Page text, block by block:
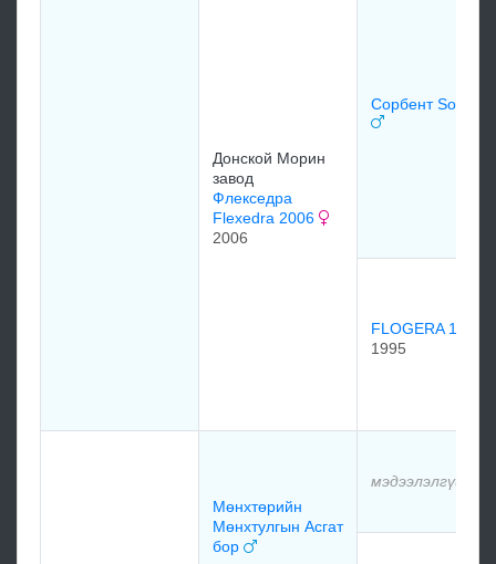
Донской Морин
завод
Флекседра
Flexedra 2006
2006
Сорбент Sorbent
FLOGERA 1995
1995
Мөнхтөрийн
Мөнхтулгын Асгат
бор
мэдээлэлгүй